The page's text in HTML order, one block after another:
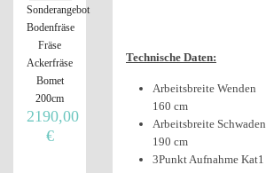
Technische Daten:
Arbeitsbreite Wenden
160 cm
Arbeitsbreite Schwaden
190 cm
3Punkt Aufnahme Kat1
Sonderangebot
Bodenfräse
Fräse
Ackerfräse
Bomet
200cm
2190,00
€